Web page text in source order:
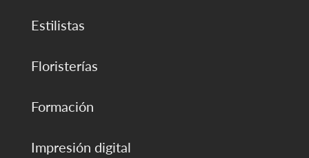
Estilistas
Floristerías
Formación
Impresión digital